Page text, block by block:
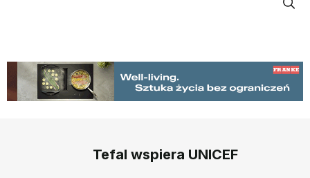
Tefal wspiera UNICEF